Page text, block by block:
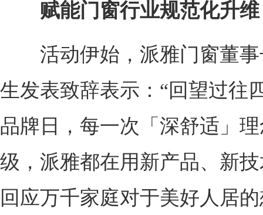
赋能门窗行业规范化升维
活动伊始，派雅门窗董事
生发表致辞表示：“回望过往
品牌日，每一次「深舒适」
级，派雅都在用新产品、新
回应万千家庭对于美好人居